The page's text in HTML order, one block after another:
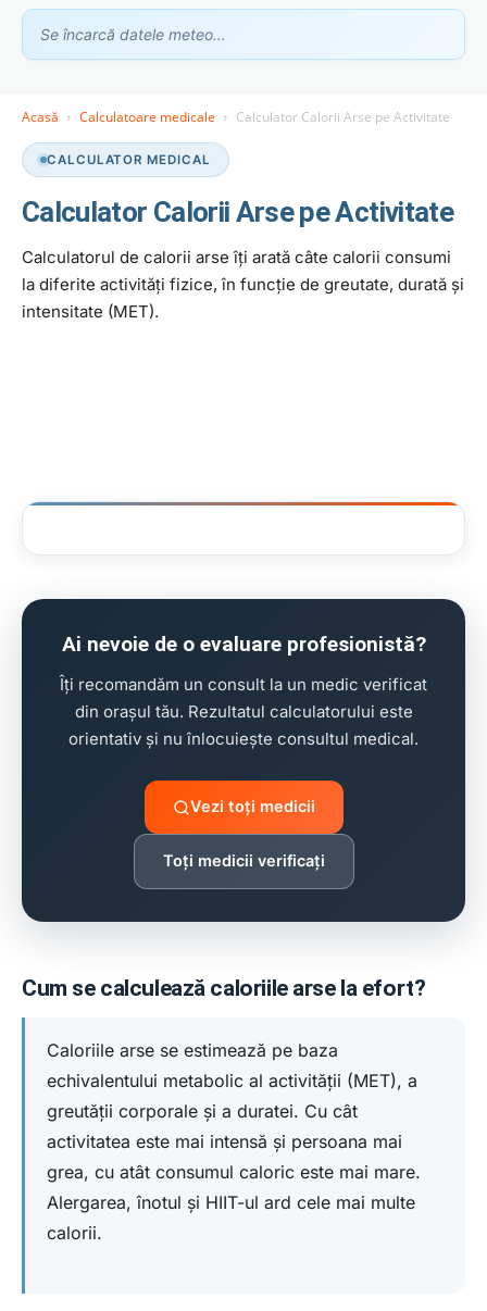
Se încarcă datele meteo…
Acasă Calculatoare medicale Calculator Calorii Arse pe Activitate
CALCULATOR MEDICAL
Calculator Calorii Arse pe Activitate
Calculatorul de calorii arse îți arată câte calorii consumi
la diferite activități fizice, în funcție de greutate, durată și
intensitate (MET).
Ai nevoie de o evaluare profesionistă?
Îți recomandăm un consult la un medic verificat
din orașul tău. Rezultatul calculatorului este
orientativ și nu înlocuiește consultul medical.
Vezi toți medicii
Toți medicii verificați
Cum se calculează caloriile arse la efort?
Caloriile arse se estimează pe baza
echivalentului metabolic al activității (MET), a
greutății corporale și a duratei. Cu cât
activitatea este mai intensă și persoana mai
grea, cu atât consumul caloric este mai mare.
Alergarea, înotul și HIIT-ul ard cele mai multe
calorii.
Asistent GhidClinic
Vă ajutăm să găsiți medicul sau clinica potrivită
Ești medic sau ai o clinică medicală?
Apari în recomandările noastre — scrie-ne lacontact@ghidclinic.ro
Bună! Spuneți-mi ce căutați — un medic sau o clinică — și vă
clinică stomatologie pentru copii